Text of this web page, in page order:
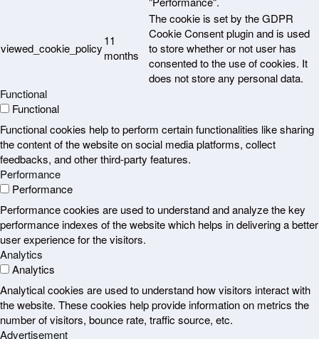
viewed_cookie_policy
11
months
The cookie is set by the GDPR
Cookie Consent plugin and is used
to store whether or not user has
consented to the use of cookies. It
does not store any personal data.
Functional
Functional
Functional cookies help to perform certain functionalities like sharing
the content of the website on social media platforms, collect
feedbacks, and other third-party features.
Performance
Performance
Performance cookies are used to understand and analyze the key
performance indexes of the website which helps in delivering a better
user experience for the visitors.
Analytics
Analytics
Analytical cookies are used to understand how visitors interact with
the website. These cookies help provide information on metrics the
number of visitors, bounce rate, traffic source, etc.
Advertisement